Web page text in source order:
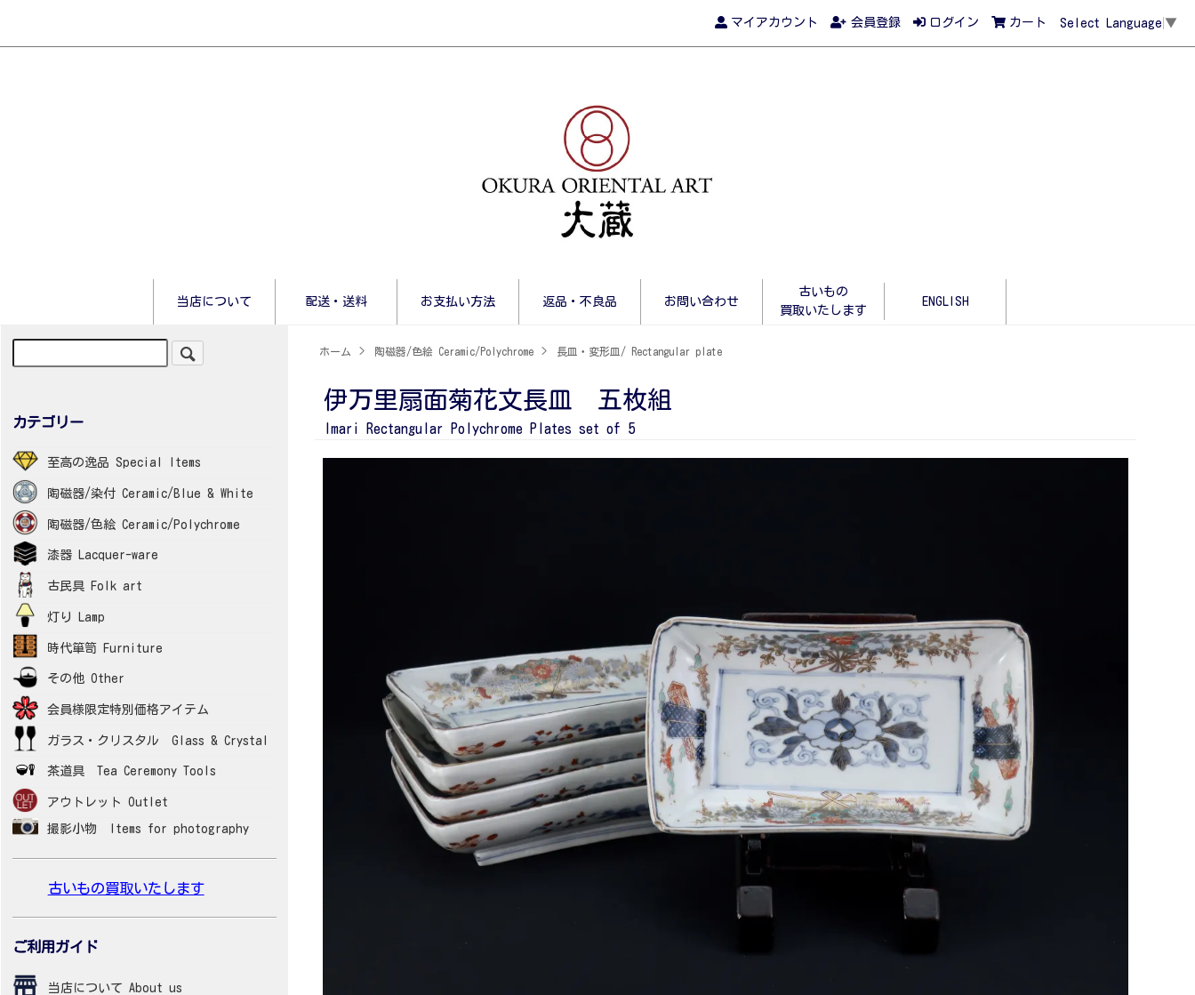
マイアカウント 会員登録 ログイン カート Select Language ▼
当店について 配送・送料 お支払い方法 返品・不良品 お問い合わせ
古いもの
買取いたします
ENGLISH
ホーム > 陶磁器/色絵 Ceramic/Polychrome > 長皿・変形皿/ Rectangular plate
伊万里扇面菊花文長皿 五枚組
Imari Rectangular Polychrome Plates set of 5
カテゴリー
至高の逸品 Special Items
陶磁器/染付 Ceramic/Blue & White
陶磁器/色絵 Ceramic/Polychrome
漆器 Lacquer-ware
古民具 Folk art
灯り Lamp
時代箪笥 Furniture
その他 Other
会員様限定特別価格アイテム
ガラス・クリスタル Glass & Crystal
茶道具 Tea Ceremony Tools
アウトレット Outlet
撮影小物 Items for photography
古いもの買取いたします
ご利用ガイド
当店について About us